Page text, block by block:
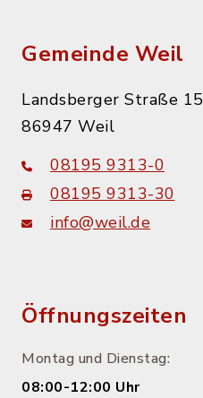
Gemeinde Weil
Landsberger Straße 15
86947 Weil
08195 9313-0
08195 9313-30
info@weil.de
Öffnungszeiten
Montag und Dienstag:
08:00-12:00 Uhr